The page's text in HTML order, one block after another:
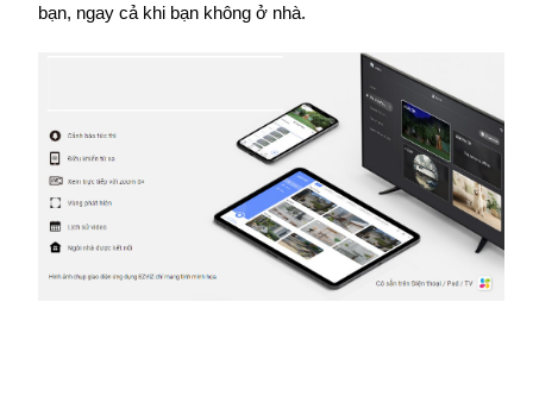
bạn, ngay cả khi bạn không ở nhà.